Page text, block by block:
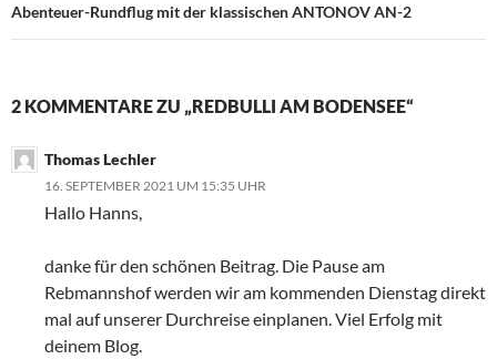
Abenteuer-Rundflug mit der klassischen ANTONOV AN-2
2 KOMMENTARE ZU „REDBULLI AM BODENSEE“
Thomas Lechler
16. SEPTEMBER 2021 UM 15:35 UHR
Hallo Hanns,
danke für den schönen Beitrag. Die Pause am
Rebmannshof werden wir am kommenden Dienstag direkt
mal auf unserer Durchreise einplanen. Viel Erfolg mit
deinem Blog.